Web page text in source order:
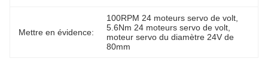
Mettre en évidence:
100RPM 24 moteurs servo de volt
5.6Nm 24 moteurs servo de volt
moteur servo du diamètre 24V de
80mm